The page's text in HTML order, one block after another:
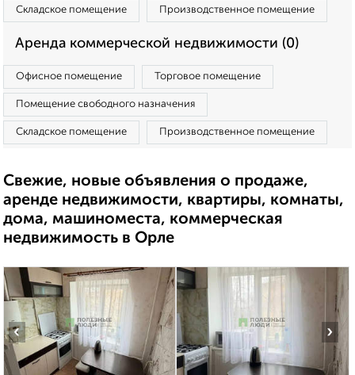
Складское помещение Производственное помещение
Аренда коммерческой недвижимости (0)
Офисное помещение Торговое помещение
Помещение свободного назначения
Складское помещение Производственное помещение
Свежие, новые объявления о продаже,
аренде недвижимости, квартиры, комнаты,
дома, машиноместа, коммерческая
недвижимость в Орле
‹ ›